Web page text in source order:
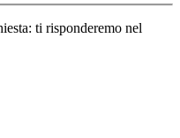
ti risponderemo nel